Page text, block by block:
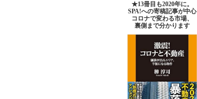
★13冊目も2020年に。
SPA!への寄稿記事が中心
コロナで変わる市場、
裏側まで分かります